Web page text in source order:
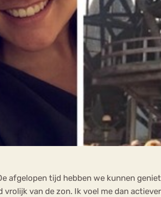
tijd hebben we kunnen
van de zon. Ik voel me dan